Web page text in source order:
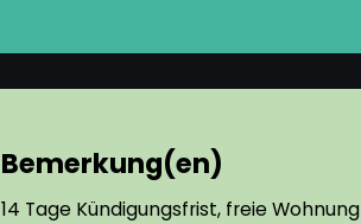
Bemerkung(en)
14 Tage Kündigungsfrist, freie Wohnung